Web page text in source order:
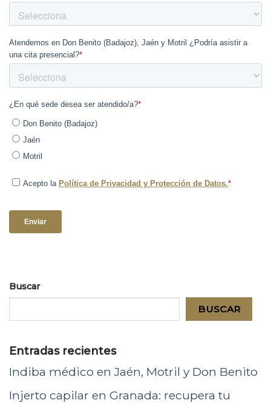
Buscar
BUSCAR
Entradas recientes
Indiba médico en Jaén, Motril y Don Benito
Injerto capilar en Granada: recupera tu